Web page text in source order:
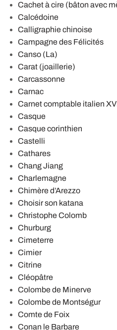
Cachet à cire (bâton avec
Calcédoine
Calligraphie chinoise
Campagne des Félicités
Canso (La)
Carat (joaillerie)
Carcassonne
Carnac
Carnet comptable italien
Casque
Casque corinthien
Castelli
Cathares
Chang Jiang
Charlemagne
Chimère d’Arezzo
Choisir son katana
Christophe Colomb
Churburg
Cimeterre
Cimier
Citrine
Cléopâtre
Colombe de Minerve
Colombe de Montségur
Comte de Foix
Conan le Barbare